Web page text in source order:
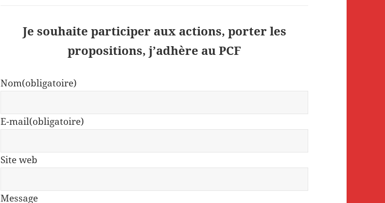
Je souhaite participer aux actions, porter les
propositions, j’adhère au PCF
Nom(obligatoire)
E-mail(obligatoire)
Site web
Message